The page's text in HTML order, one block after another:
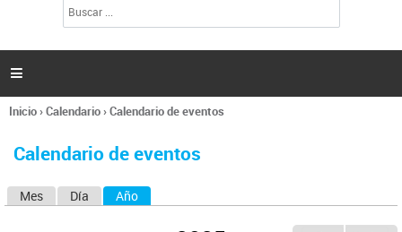
l
s

Se
usted
Inicio›Calendario›Calendario de eventos
Calendario de eventos
Mes Día Año